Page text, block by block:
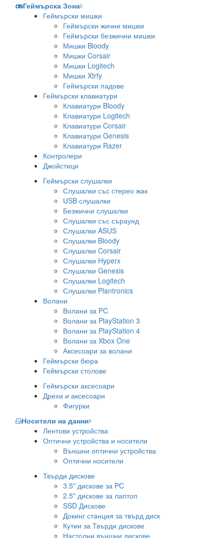
Геймърска Зона
Геймърски мишки
Геймърски жични мишки
Геймърски безжични мишки
Мишки Bloody
Мишки Corsair
Мишки Logitech
Мишки Xtrfy
Геймърски падове
Геймърски клавиатури
Клавиатури Bloody
Клавиатури Logitech
Клавиатури Corsair
Клавиатури Genesis
Клавиатури Razer
Контролери
Джойстици
Геймърски слушалки
Слушалки със стерео жак
USB слушалки
Безжични слушалки
Слушалки със съраунд
Слушалки ASUS
Слушалки Bloody
Слушалки Corsair
Слушалки Hyperx
Слушалки Genesis
Слушалки Logitech
Слушалки Plantronics
Волани
Волани за PC
Волани за PlayStation 3
Волани за PlayStation 4
Волани за Xbox One
Аксесоари за волани
Геймърски бюра
Геймърски столове
Геймърски аксесоари
Дрехи и аксесоари
Фигурки
Носители на данни
Лентови устройства
Оптични устройства и носители
Външни оптични устройства
Оптични носители
Твърди дискове
3.5" дискове за PC
2.5" дискове за лаптоп
SSD Дискове
Докинг станция за твърд диск
Кутии за Твърди дискове
Настолни външни дискове